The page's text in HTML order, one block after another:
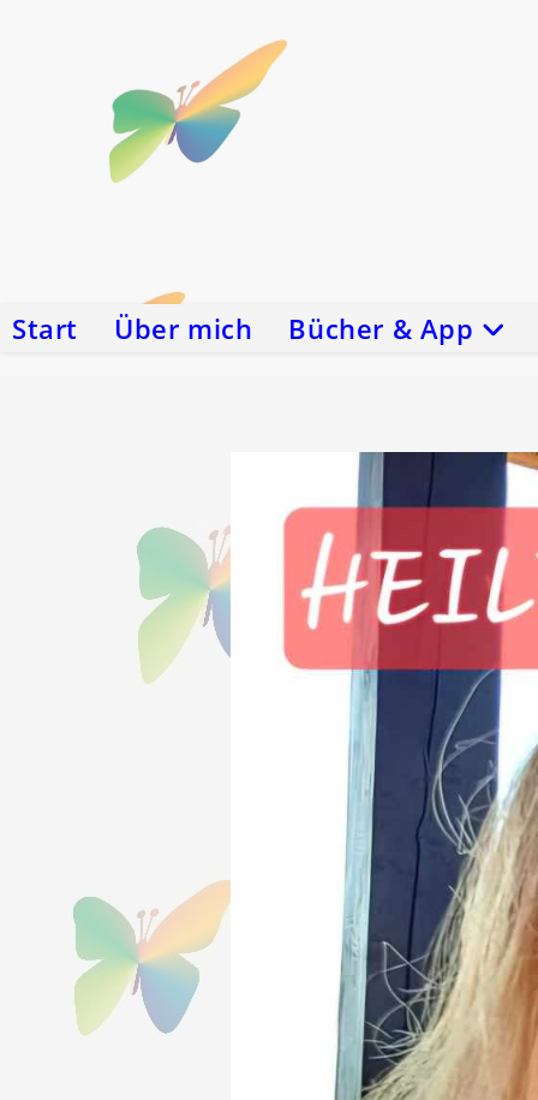
Start Über mich Bücher & App